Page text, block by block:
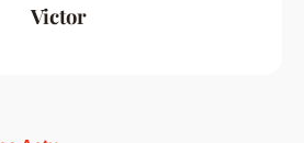
Victor